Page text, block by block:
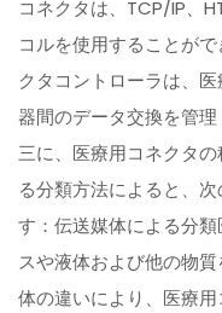
コネクタは、TCP/IP、
コルを使用することが
クタコントローラは、
器間のデータ交換を管
三に、医療用コネクタ
る分類方法によると、
す：伝送媒体による分
スや液体および他の物
体の違いにより、医療